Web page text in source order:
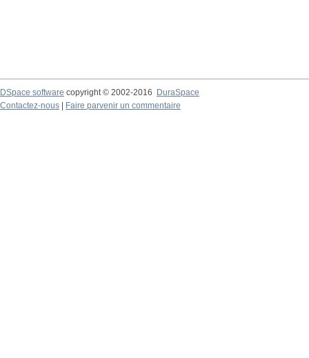
DSpace software copyright © 2002-2016
DuraSpace
Contactez-nous
Faire parvenir un commentaire